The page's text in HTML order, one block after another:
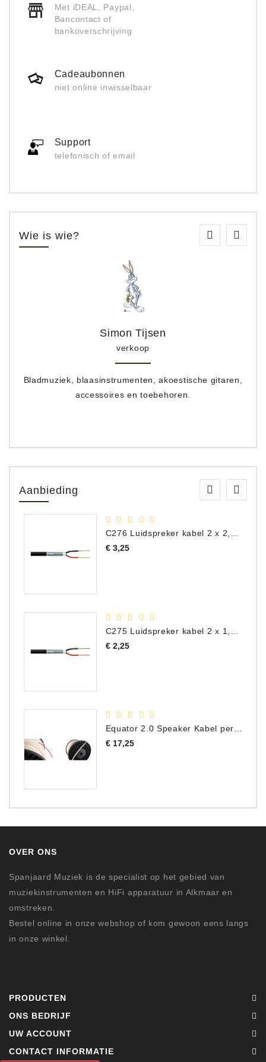
Met iDEAL, Paypal,
Bancontact of
bankoverschrijving
Cadeaubonnen
niet online inwisselbaar
Support
telefonisch of email
Wie is wie?
Simon Tijsen
verkoop
Bladmuziek, blaasinstrumenten, akoestische gitaren,
accessoires en toebehoren.
Aanbieding
C276 Luidspreker kabel 2 x 2,50 mm² (per meter)
€ 3,25Prijs
€ 2,25Prijs
Equator 2.0 Speaker Kabel per meter
€ 17,25Prijs
OVER ONS
Spanjaard Muziek is de specialist op het gebied van
muziekinstrumenten en HiFi apparatuur in Alkmaar en
omstreken.
Bestel online in onze webshop of kom gewoon eens langs
in onze winkel.
PRODUCTEN
ONS BEDRIJF
UW ACCOUNT
CONTACT INFORMATIE